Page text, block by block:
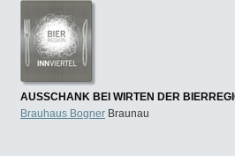
AUSSCHANK BEI WIRTEN DER
Brauhaus Bogner Braunau